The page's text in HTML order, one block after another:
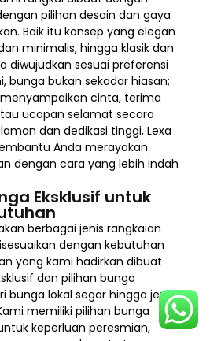
pilihan desain dan gaya
Baik itu konsep yang elegan
minimalis, hingga klasik dan
diwujudkan sesuai preferensi
bunga bukan sekadar hiasan;
cinta, terima
ucapan selamat secara
dan dedikasi tinggi, Lexa
Anda merayakan
dengan cara yang lebih indah
Eksklusif untuk
berbagai jenis rangkaian
dengan kebutuhan
yang kami hadirkan dibuat
dan pilihan bunga
bunga lokal segar hingga jenis
memiliki pilihan bunga
keperluan peresmian,